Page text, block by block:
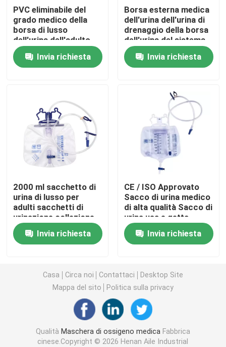
Contattaci
Notizie
Maschera di ossigeno Venturi
Maschera di ossigeno portatile
Siringa sterile eliminabile
Insieme di trasfusione di infusione
Catetere rivestito di silicone
Fasciatura vestirsi chirurgico
Gauze Cotton Swab
PVC eliminabile del
grado medico della
borsa di lusso
dell'urina dell'adulto
1500ml 2000ml
Invia richiesta
Borsa esterna medica
dell'urina dell'urina di
drenaggio della borsa
dell'urina del sistema
eliminabile medico del
testerInvia richiesta
2000 ml sacchetto di
urina di lusso per
adulti sacchetti di
urinazione collezione
sacchetto di urina
indossabileInvia richiesta
CE / ISO Approvato
Sacco di urina medico
di alta qualità Sacco di
urina usa e getta
Sacchi di raccolta
delle urineInvia richiesta
Casa Circa noi Contattaci
Desktop Site
Mappa del sito
Politica sulla privacy
Qualità Maschera di ossigeno medica Fabbrica
cinese.Copyright © 2026 Henan Aile Industrial